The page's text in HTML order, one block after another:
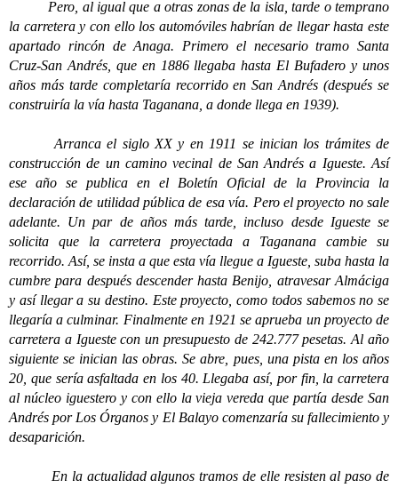
Pero, al igual que a otras zonas de la isla, tarde o temprano
la carretera y con ello los automóviles habrían de llegar hasta este
apartado rincón de Anaga. Primero el necesario tramo Santa
Cruz-San Andrés, que en 1886 llegaba hasta El Bufadero y unos
años más tarde completaría recorrido en San Andrés (después se
construiría la vía hasta Taganana, a donde llega en 1939).
Arranca el siglo XX y en 1911 se inician los trámites de
construcción de un camino vecinal de San Andrés a Igueste. Así
ese año se publica en el Boletín Oficial de la Provincia la
declaración de utilidad pública de esa vía. Pero el proyecto no sale
adelante. Un par de años más tarde, incluso desde Igueste se
solicita que la carretera proyectada a Taganana cambie su
recorrido. Así, se insta a que esta vía llegue a Igueste, suba hasta la
cumbre para después descender hasta Benijo, atravesar Almáciga
y así llegar a su destino. Este proyecto, como todos sabemos no se
llegaría a culminar. Finalmente en 1921 se aprueba un proyecto de
carretera a Igueste con un presupuesto de 242.777 pesetas. Al año
siguiente se inician las obras. Se abre, pues, una pista en los años
20, que sería asfaltada en los 40. Llegaba así, por fin, la carretera
al núcleo iguestero y con ello la vieja vereda que partía desde San
Andrés por Los Órganos y El Balayo comenzaría su fallecimiento y
desaparición.
En la actualidad algunos tramos de elle resisten al paso de